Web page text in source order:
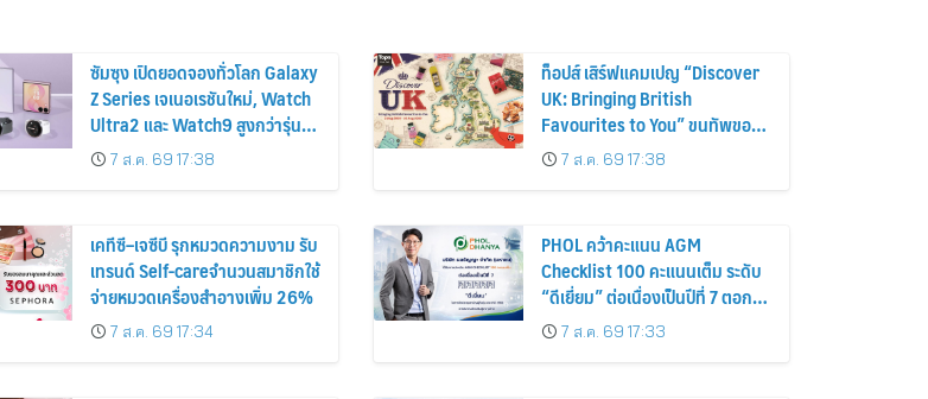
ซัมซุง เปิดยอดจองทั่วโลก Galaxy
Z Series เจเนอเรชันใหม่, Watch
Ultra2 และ Watch9 สูงกว่ารุ่น
ก่อนหน้ากว่า 30%
7 ส.ค. 69 17:38
ท็อปส์ เสิร์ฟแคมเปญ “Discover
UK: Bringing British
Favourites to You” ขนทัพของ
อร่อยและไอเท็มฮิตจากสหราช
อาณาจักร ส่งตรงถึงมือตั้งแต่วัน
7 ส.ค. 69 17:38
เคทีซี–เจซีบี รุกหมวดความงาม รับ
เทรนด์ Self-careจำนวนสมาชิกใช้
จ่ายหมวดเครื่องสำอางเพิ่ม 26%
7 ส.ค. 69 17:34
PHOL คว้าคะแนน AGM
Checklist 100 คะแนนเต็ม ระดับ
“ดีเยี่ยม” ต่อเนื่องเป็นปีที่ 7 ตอกย้ำ
การดำเนินธุรกิจตามหลักธรรมาภิ
บาล โปร่งใส สร้างความเชื่อมั่นผู้
7 ส.ค. 69 17:33